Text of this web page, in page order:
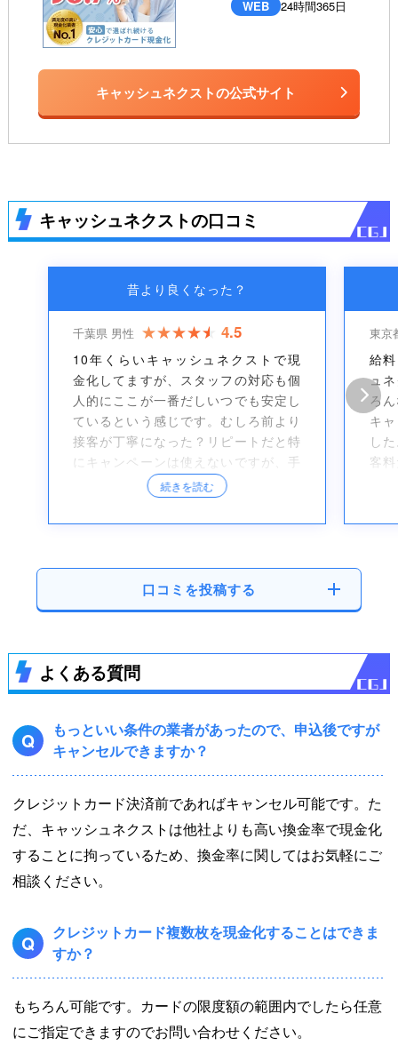
WEB 24時間365日
キャッシュネクストの公式サイト
キャッシュネクストの口コミ
昔より良くなった？
千葉県 男性 4.5
10年くらいキャッシュネクストで現
金化してますが、スタッフの対応も個
人的にここが一番だしいつでも安定し
ているという感じです。むしろ前より
接客が丁寧になった？リピートだと特
にキャンペーンは使えないですが、手
数料も常識の範囲内なのでこれからも
しばらくはお世話になる予定です。
続きを読む
東京
給
ュ
ろ
キ
し
客
口コミを投稿する
よくある質問
Q
もっといい条件の業者があったので、申込後ですが
キャンセルできますか？
クレジットカード決済前であればキャンセル可能です。た
だ、キャッシュネクストは他社よりも高い換金率で現金化
することに拘っているため、換金率に関してはお気軽にご
相談ください。
Q
クレジットカード複数枚を現金化することはできま
すか？
もちろん可能です。カードの限度額の範囲内でしたら任意
にご指定できますのでお問い合わせください。